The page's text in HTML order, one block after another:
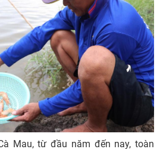
Mau, từ đầu năm đến nay, toàn